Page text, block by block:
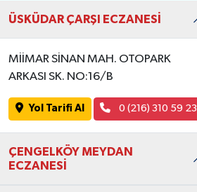
ÜSKÜDAR ÇARŞI ECZANESİ
MİİMAR SİNAN MAH. OTOPARK
ARKASI SK. NO:16/B
Yol Tarifi Al 0 (216) 310 59 23
ÇENGELKÖY MEYDAN
ECZANESİ